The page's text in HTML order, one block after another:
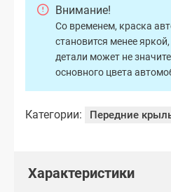
Внимание!
Со временем, краска
становится менее
детали может не
основного цвета
Категории: Передние
Характеристики